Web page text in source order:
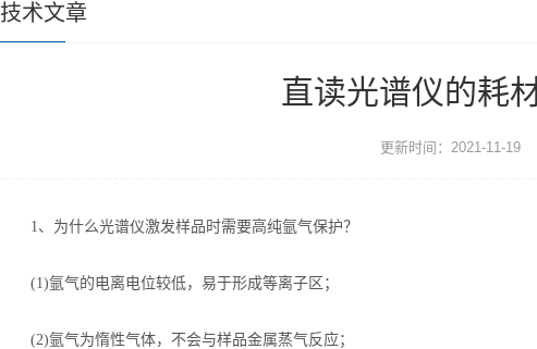
技术文章
直读光谱仪的耗
更新时间：2021-11-19
1、为什么光谱仪激发样品时需要高纯氩气保护？
(1)氩气的电离电位较低，易于形成等离子区；
(2)氩气为惰性气体，不会与样品金属蒸气反应；